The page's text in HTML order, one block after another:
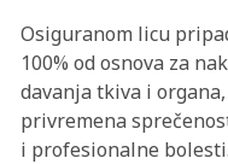
Osiguranom licu
100% od osnova za
davanja tkiva i
privremena
i profesionalne bolesti.